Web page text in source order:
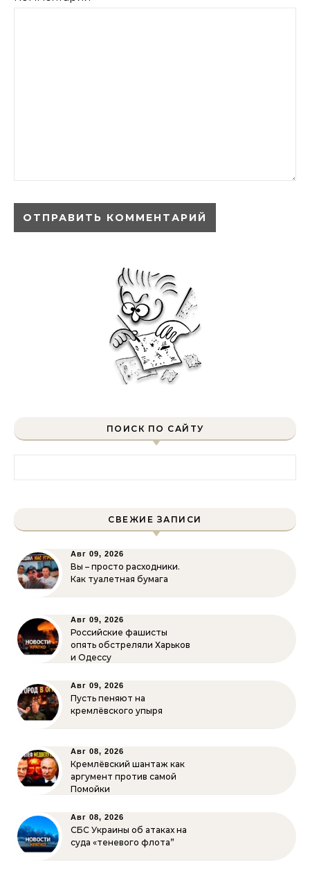
ПОИСК ПО САЙТУ
СВЕЖИЕ ЗАПИСИ
Авг 09, 2026
Вы – просто расходники.
Как туалетная бумага
Авг 09, 2026
Российские фашисты
опять обстреляли Харьков
и Одессу
Авг 09, 2026
Пусть пеняют на
кремлёвского упыря
Авг 08, 2026
Кремлёвский шантаж как
аргумент против самой
Помойки
Авг 08, 2026
СБС Украины об атаках на
суда «теневого флота”